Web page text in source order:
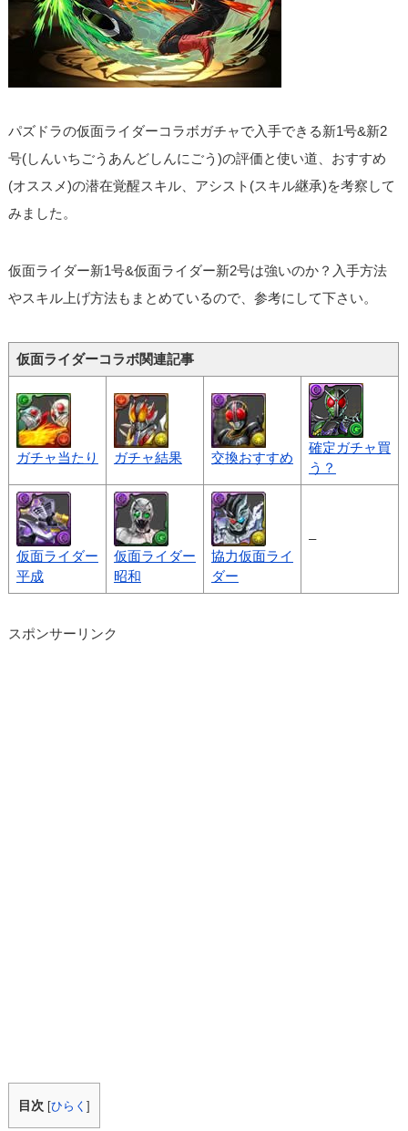
パズドラの仮面ライダーコラボガチャで入手できる新1号&新2
号(しんいちごうあんどしんにごう)の評価と使い道、おすすめ
(オススメ)の潜在覚醒スキル、アシスト(スキル継承)を考察して
みました。
仮面ライダー新1号&仮面ライダー新2号は強いのか？入手方法
やスキル上げ方法もまとめているので、参考にして下さい。
仮面ライダーコラボ関連記事
ガチャ当たり ガチャ結果 交換おすすめ
確定ガチャ買
う？
仮面ライダー
平成
仮面ライダー
昭和
協力仮面ライ
ダー
–
スポンサーリンク
目次 [ひらく]